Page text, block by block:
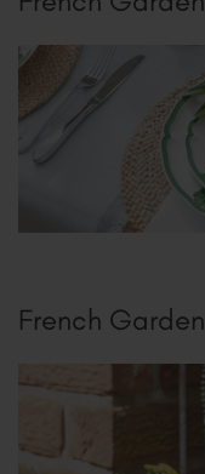
French Garden